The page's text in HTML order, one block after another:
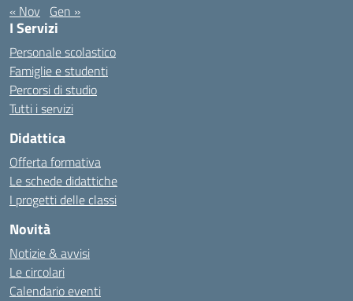
« Nov Gen »
I Servizi
Personale scolastico
Famiglie e studenti
Percorsi di studio
Tutti i servizi
Didattica
Offerta formativa
Le schede didattiche
I progetti delle classi
Novità
Notizie & avvisi
Le circolari
Calendario eventi